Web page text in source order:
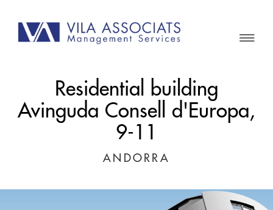
Residential building
Avinguda Consell d'Europa,
9-11
ANDORRA